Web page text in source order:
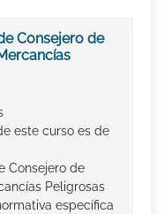
Consejero de
este curso es de
Consejero de
Peligrosas
específica